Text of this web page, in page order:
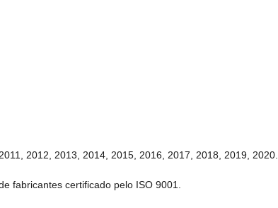
2012, 2013, 2014, 2015, 2016, 2017, 2018, 2019, 2020.
fabricantes certificado pelo ISO 9001.